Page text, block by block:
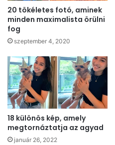
20 tökéletes fotó, aminek
minden maximalista örülni
fog
szeptember 4, 2020
18 különös kép, amely
megtornáztatja az agyad
január 26, 2022